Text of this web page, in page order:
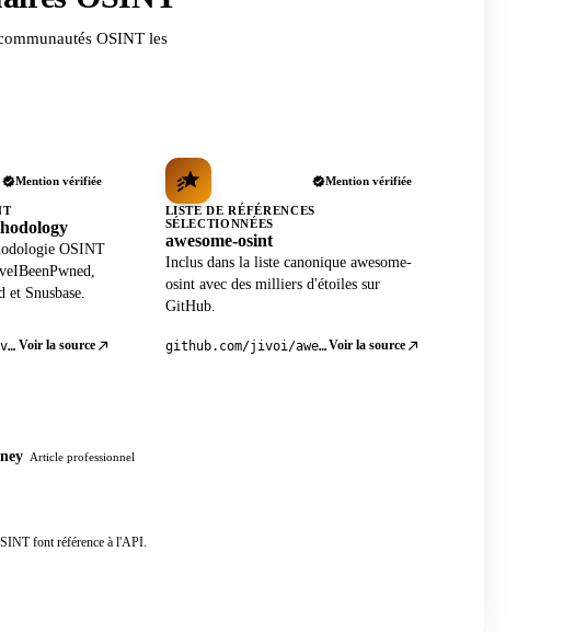
OSINT les
Mention vérifiée
OSINT
et Snusbase.
github.com/pdudotdev/ofm Voir la source
Mention vérifiée
LISTE DE RÉFÉRENCES
SÉLECTIONNÉES
awesome-osint
Inclus dans la liste canonique awesome-
osint avec des milliers d'étoiles sur
GitHub.
github.com/jivoi/awesome-osintVoir la source
Article professionnel
font référence à l'API.